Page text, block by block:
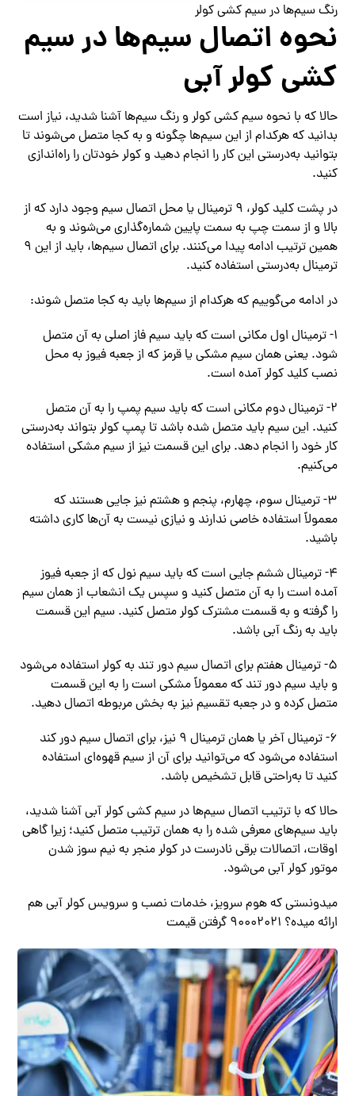
رنگ سیم‌ها در سیم کشی کولر
نحوه اتصال سیم‌ها در سیم
کشی کولر آبی
حالا که با نحوه سیم کشی کولر و رنگ سیم‌ها آشنا شدید، نیاز است
بدانید که هرکدام از این سیم‌ها چگونه و به کجا متصل می‌شوند تا
بتوانید به‌درستی این کار را انجام دهید و کولر خودتان را راه‌اندازی
کنید.
در پشت کلید کولر، ۹ ترمینال یا محل اتصال سیم وجود دارد که از
بالا و از سمت چپ به سمت پایین شماره‌گذاری می‌شوند و به
همین ترتیب ادامه پیدا می‌کنند. برای اتصال سیم‌ها، باید از این ۹
ترمینال به‌درستی استفاده کنید.
در ادامه می‌گوییم که هرکدام از سیم‌ها باید به کجا متصل شوند:
۱- ترمینال اول مکانی است که باید سیم فاز اصلی به آن متصل
شود. یعنی همان سیم مشکی یا قرمز که از جعبه‌ فیوز به محل
نصب کلید کولر آمده است.
۲- ترمینال دوم مکانی است که باید سیم پمپ را به آن متصل
کنید. این سیم باید متصل شده باشد تا پمپ کولر بتواند به‌درستی
کار خود را انجام دهد. برای این قسمت نیز از سیم مشکی استفاده
می‌کنیم.
۳- ترمینال سوم، چهارم، پنجم و هشتم نیز جایی هستند که
معمولاً استفاده خاصی ندارند و نیازی نیست به آن‌ها کاری داشته
باشید.
۴- ترمینال ششم جایی است که باید سیم نول که از جعبه‌ فیوز
آمده است را به آن متصل کنید و سپس یک انشعاب از همان سیم
را گرفته و به قسمت مشترک کولر متصل کنید. سیم این قسمت
باید به رنگ آبی باشد.
۵- ترمینال هفتم برای اتصال سیم دور تند به کولر استفاده می‌شود
و باید سیم دور تند که معمولاً مشکی است را به این قسمت
متصل کرده و در جعبه‌ تقسیم نیز به بخش مربوطه اتصال دهید.
۶- ترمینال آخر یا همان ترمینال ۹ نیز، برای اتصال سیم دور کند
استفاده می‌شود که می‌توانید برای آن از سیم قهوه‌ای استفاده
کنید تا به‌راحتی قابل‌ تشخیص باشد.
حالا که با ترتیب اتصال سیم‌ها در سیم کشی کولر آبی آشنا شدید،
باید سیم‌های معرفی شده را به همان ترتیب متصل کنید؛ زیرا گاهی
اوقات، اتصالات برقی نادرست در کولر منجر به نیم سوز شدن
موتور کولر آبی می‌شود.
میدونستی که هوم سرویز، خدمات نصب و سرویس کولر آبی هم
ارائه میده؟ ۹۰۰۰۲۰۲۱ گرفتن قیمت